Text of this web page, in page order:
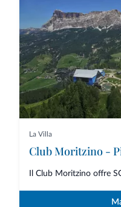
La Villa
Club Moritzino -